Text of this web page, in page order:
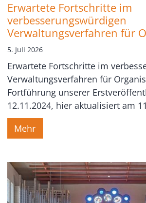
Erwartete Fortschritte im
verbesserungswürdigen
Verwaltungsverfahren für
5. Juli 2026
Erwartete Fortschritte im
Verwaltungsverfahren für
Fortführung unserer
12.11.2024, hier aktualisiert am
Mehr